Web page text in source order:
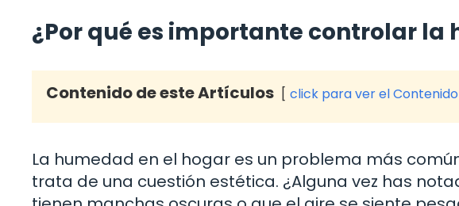
¿Por qué es importante controlar la
Contenido de este Artículos click para ver el Contenido
La humedad en el hogar es un problema más
trata de una cuestión estética. ¿Alguna vez has